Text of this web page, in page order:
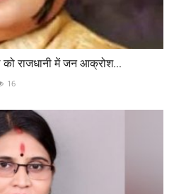
को राजधानी में जन आक्रोश...
16